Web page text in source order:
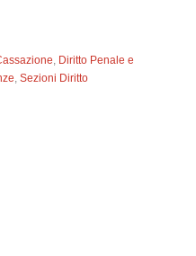
, Diritto Penale e
,Sezioni Diritto